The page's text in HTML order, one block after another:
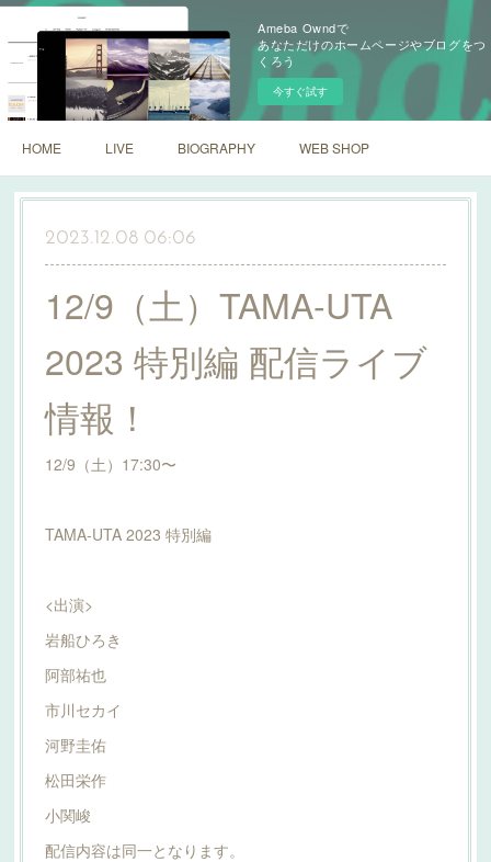
Ameba Owndで
あなただけのホームページやブログをつ
くろう
今すぐ試す
HOME LIVE BIOGRAPHY WEB SHOP
2023.12.08 06:06
12/9（土）TAMA-UTA
2023 特別編 配信ライブ
情報！
12/9（土）17:30〜
TAMA-UTA 2023 特別編
<出演>
岩船ひろき
阿部祐也
市川セカイ
河野圭佑
松田栄作
小関峻
配信内容は同一となります。